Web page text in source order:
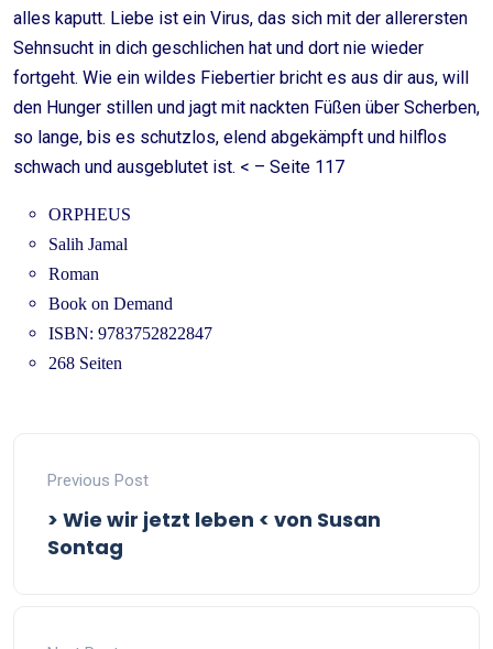
alles kaputt. Liebe ist ein Virus, das sich mit der allerersten
Sehnsucht in dich geschlichen hat und dort nie wieder
fortgeht. Wie ein wildes Fiebertier bricht es aus dir aus, will
den Hunger stillen und jagt mit nackten Füßen über Scherben,
so lange, bis es schutzlos, elend abgekämpft und hilflos
schwach und ausgeblutet ist. < – Seite 117
ORPHEUS
Salih Jamal
Roman
Book on Demand
ISBN: 9783752822847
268 Seiten
Previous Post
> Wie wir jetzt leben < von Susan
Sontag